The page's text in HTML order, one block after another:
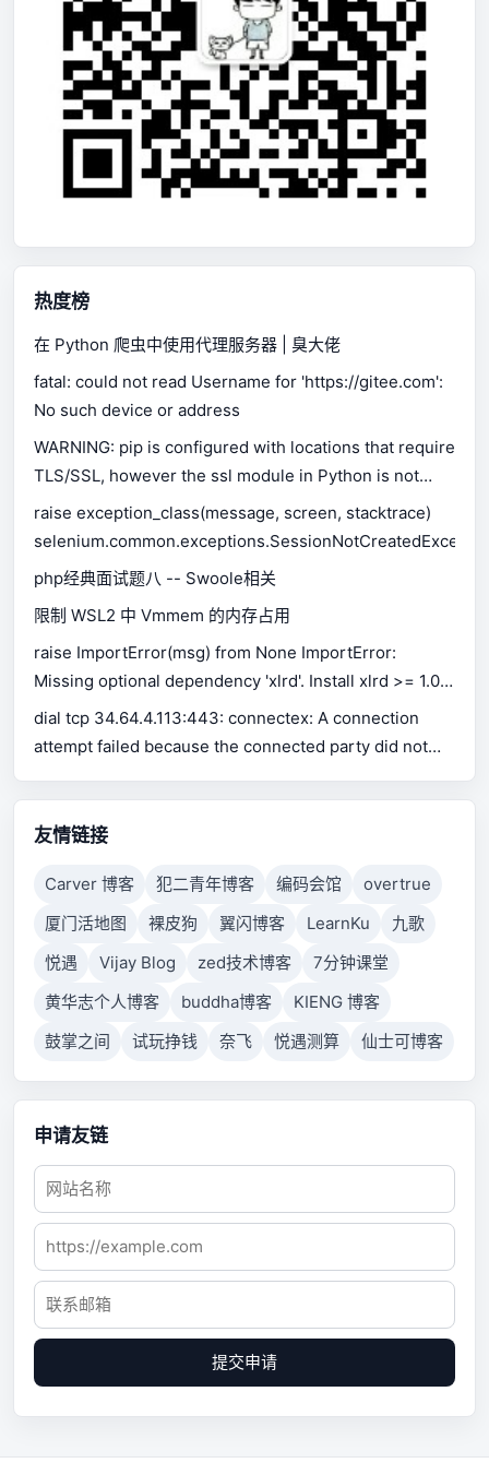
热度榜
在 Python 爬虫中使用代理服务器 | 臭大佬
fatal: could not read Username for 'https://gitee.com':
No such device or address
WARNING: pip is configured with locations that require
TLS/SSL, however the ssl module in Python is not
available.
raise exception_class(message, screen, stacktrace)
php经典面试题八 -- Swoole相关
限制 WSL2 中 Vmmem 的内存占用
raise ImportError(msg) from None ImportError:
Missing optional dependency 'xlrd'. Install xlrd >= 1.0.0
for Excel support Use pip or conda to install xlrd.
dial tcp 34.64.4.113:443: connectex: A connection
attempt failed because the connected party did not
connection failed because connected host has failed
to respond.
友情链接
Carver 博客 犯二青年博客 编码会馆
overtrue
厦门活地图
裸皮狗 翼闪博客 LearnKu
九歌
悦遇
Vijay Blog zed技术博客
7分钟课堂
黄华志个人博客
buddha博客
KIENG 博客
鼓掌之间
试玩挣钱 奈飞 悦遇测算 仙士可博客
申请友链
提交申请